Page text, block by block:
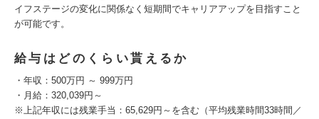
イフステージの変化に関係なく短期間でキャリアアップを目指すこと
が可能です。
給与はどのくらい貰えるか
・年収：500万円 ～ 999万円
・月給：320,039円～
※上記年収には残業手当：65,629円～を含む（平均残業時間33時間／